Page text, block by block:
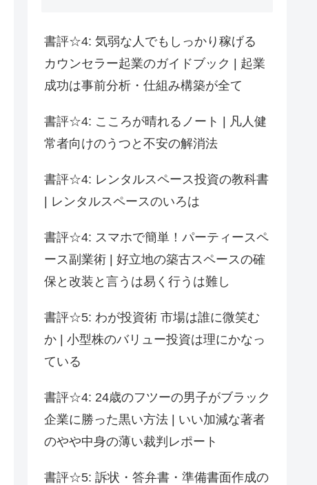
書評☆4: 気弱な人でもしっかり稼げる
カウンセラー起業のガイドブック | 起業
成功は事前分析・仕組み構築が全て
書評☆4: こころが晴れるノート | 凡人健
常者向けのうつと不安の解消法
書評☆4: レンタルスペース投資の教科書
| レンタルスペースのいろは
書評☆4: スマホで簡単！パーティースペ
ース副業術 | 好立地の築古スペースの確
保と改装と言うは易く行うは難し
書評☆5: わが投資術 市場は誰に微笑む
か | 小型株のバリュー投資は理にかなっ
ている
書評☆4: 24歳のフツーの男子がブラック
企業に勝った黒い方法 | いい加減な著者
のやや中身の薄い裁判レポート
書評☆5: 訴状・答弁書・準備書面作成の